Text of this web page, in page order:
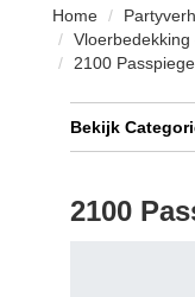
Home
2100
Bekijk
2100